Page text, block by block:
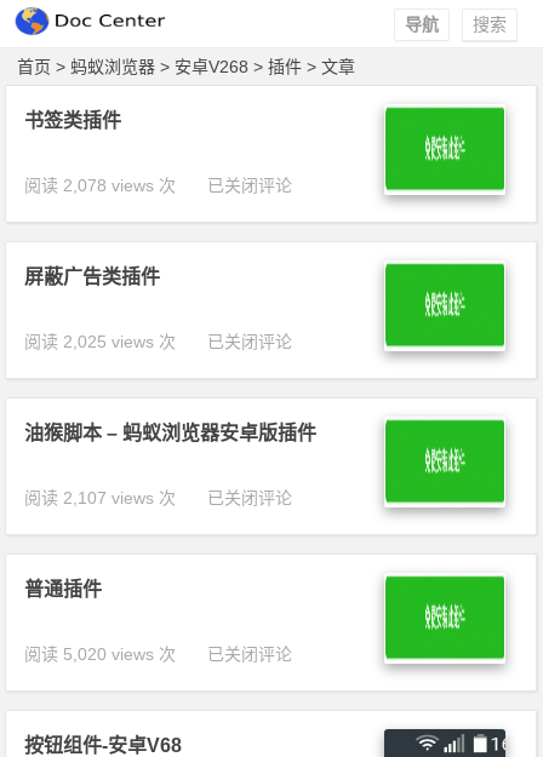
搜索
导航
首页 > 蚂蚁浏览器 > 安卓V268 >插件 > 文章
书签类插件
阅读 2,078 views 次 书签类插件
已关闭评论
屏蔽广告类插件
阅读 2,025 views 次
屏蔽广告类
已关闭评论
油猴脚本 – 蚂蚁浏览器安卓版插件
阅读 2,107 views 次
油猴脚本 –
已关闭评论
普通插件
阅读 5,020 views 次 普通插件
已关闭评论
按钮组件-安卓V68